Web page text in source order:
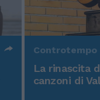
Controtempo
La rinascita
canzoni di